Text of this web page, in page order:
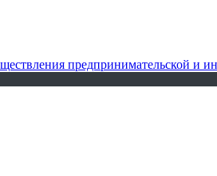
предпринимательской и